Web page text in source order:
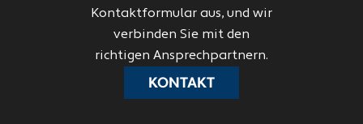
Kontaktformular aus, und wir
verbinden Sie mit den
richtigen Ansprechpartnern.
KONTAKT